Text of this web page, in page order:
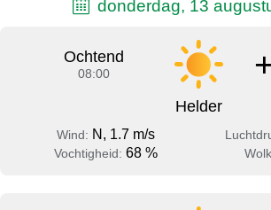
donderdag, 13
Ochtend
08:00
Helder
Wind: N, 1.7 m/s
Vochtigheid: 68 %